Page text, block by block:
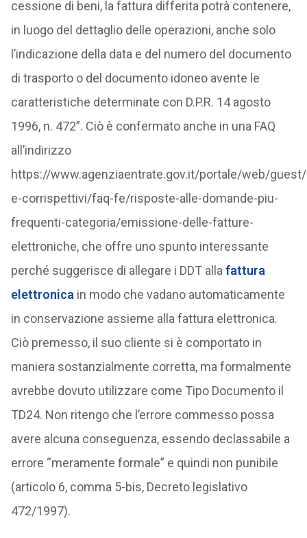
cessione di beni, la fattura differita potrà contenere,
in luogo del dettaglio delle operazioni, anche solo
l’indicazione della data e del numero del documento
di trasporto o del documento idoneo avente le
caratteristiche determinate con D.P.R. 14 agosto
1996, n. 472”. Ciò è confermato anche in una FAQ
all’indirizzo
https://www.agenziaentrate.gov.it/portale/web/
e-corrispettivi/faq-fe/risposte-alle-domande-piu-
frequenti-categoria/emissione-delle-fatture-
elettroniche, che offre uno spunto interessante
perché suggerisce di allegare i DDT alla fattura
elettronica in modo che vadano automaticamente
in conservazione assieme alla fattura elettronica.
Ciò premesso, il suo cliente si è comportato in
maniera sostanzialmente corretta, ma formalmente
avrebbe dovuto utilizzare come Tipo Documento il
TD24. Non ritengo che l’errore commesso possa
avere alcuna conseguenza, essendo declassabile a
errore “meramente formale” e quindi non punibile
(articolo 6, comma 5-bis, Decreto legislativo
472/1997).